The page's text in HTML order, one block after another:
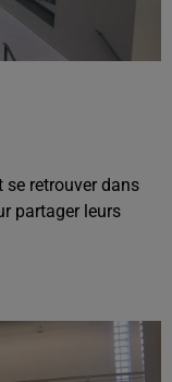
se retrouver dans
partager leurs